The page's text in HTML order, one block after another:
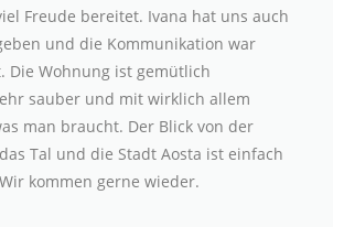
Freude bereitet. Ivana hat uns auch
und die Kommunikation war
Die Wohnung ist gemütlich
sauber und mit wirklich allem
man braucht. Der Blick von der
Tal und die Stadt Aosta ist einfach
kommen gerne wieder.